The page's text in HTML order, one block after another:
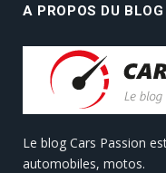
A PROPOS DU
Le blog Cars Passion
automobiles, motos.